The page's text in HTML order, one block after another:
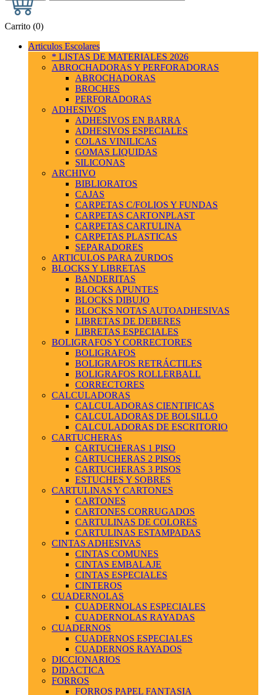
Carrito (0)
Articulos Escolares
* LISTAS DE MATERIALES 2026
ABROCHADORAS Y PERFORADORAS
ABROCHADORAS
BROCHES
PERFORADORAS
ADHESIVOS
ADHESIVOS EN BARRA
ADHESIVOS ESPECIALES
COLAS VINILICAS
GOMAS LIQUIDAS
SILICONAS
ARCHIVO
BIBLIORATOS
CAJAS
CARPETAS C/FOLIOS Y FUNDAS
CARPETAS CARTONPLAST
CARPETAS CARTULINA
CARPETAS PLASTICAS
SEPARADORES
ARTICULOS PARA ZURDOS
BLOCKS Y LIBRETAS
BANDERITAS
BLOCKS APUNTES
BLOCKS DIBUJO
BLOCKS NOTAS AUTOADHESIVAS
LIBRETAS DE DEBERES
LIBRETAS ESPECIALES
BOLIGRAFOS Y CORRECTORES
BOLIGRAFOS
BOLIGRAFOS RETRÁCTILES
BOLIGRAFOS ROLLERBALL
CORRECTORES
CALCULADORAS
CALCULADORAS CIENTIFICAS
CALCULADORAS DE BOLSILLO
CALCULADORAS DE ESCRITORIO
CARTUCHERAS
CARTUCHERAS 1 PISO
CARTUCHERAS 2 PISOS
CARTUCHERAS 3 PISOS
ESTUCHES Y SOBRES
CARTULINAS Y CARTONES
CARTONES
CARTONES CORRUGADOS
CARTULINAS DE COLORES
CARTULINAS ESTAMPADAS
CINTAS ADHESIVAS
CINTAS COMUNES
CINTAS EMBALAJE
CINTAS ESPECIALES
CINTEROS
CUADERNOLAS
CUADERNOLAS ESPECIALES
CUADERNOLAS RAYADAS
CUADERNOS
CUADERNOS ESPECIALES
CUADERNOS RAYADOS
DICCIONARIOS
DIDACTICA
FORROS
FORROS PAPEL FANTASIA